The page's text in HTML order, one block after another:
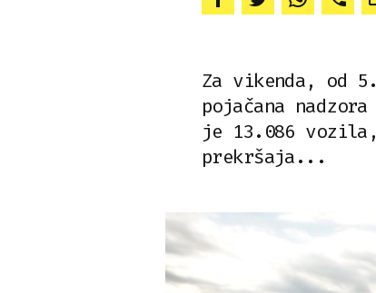
Za vikenda, od
pojačana
je 13.086
prekršaja...